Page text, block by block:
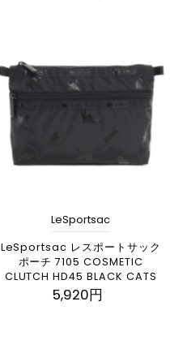
LeSportsac
LeSportsac レスポートサック
ポーチ 7105 COSMETIC
CLUTCH HD45 BLACK CATS
5,920円